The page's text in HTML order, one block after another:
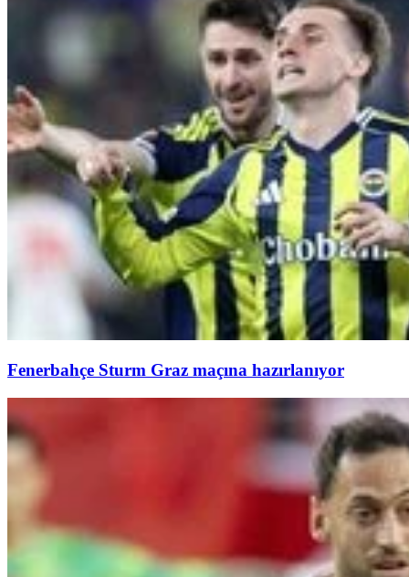
Fenerbahçe Sturm Graz maçına hazırlanıyor